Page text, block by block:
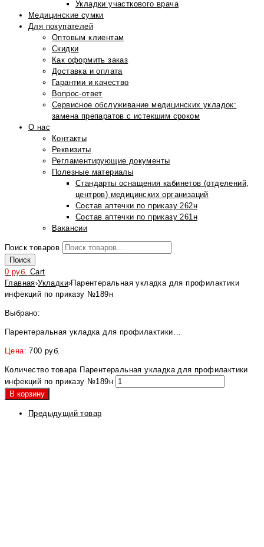
Укладки участкового врача
Медицинские сумки
Для покупателей
Оптовым клиентам
Скидки
Как оформить заказ
Доставка и оплата
Гарантии и качество
Вопрос-ответ
Сервисное обслуживание медицинских укладок:
замена препаратов с истекшим сроком
О нас
Контакты
Реквизиты
Регламентирующие документы
Полезные материалы
Стандарты оснащения кабинетов (отделений,
центров) медицинских организаций
Состав аптечки по приказу 262н
Состав аптечки по приказу 261н
Вакансии
Поиск товаров
Поиск
0 руб. Cart
Главная›Укладки›Парентеральная укладка для профилактики
инфекций по приказу №189н
Выбрано:
Парентеральная укладка для профилактики…
Цена:700 руб.
Количество товара Парентеральная укладка для профилактики
инфекций по приказу №189н
В корзину
Предыдущий товар